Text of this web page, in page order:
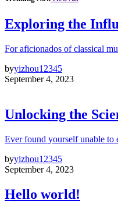
Exploring the
For aficionados of classical
byyizhou12345
September 4, 2023
Unlocking the
Ever found yourself unable to
byyizhou12345
September 4, 2023
Hello world!